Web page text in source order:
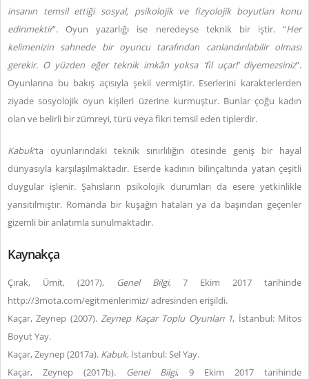
insanın temsil ettiği sosyal, psikolojik ve fizyolojik boyutları konu
edinmektir”. Oyun yazarlığı ise neredeyse teknik bir iştir. “Her
kelimenizin sahnede bir oyuncu tarafından canlandırılabilir olması
gerekir. O yüzden eğer teknik imkân yoksa ‘fil uçar!’ diyemezsiniz”.
Oyunlarına bu bakış açısıyla şekil vermiştir. Eserlerini karakterlerden
ziyade sosyolojik oyun kişileri üzerine kurmuştur. Bunlar çoğu kadın
olan ve belirli bir zümreyi, türü veya fikri temsil eden tiplerdir.
Kabuk’ta oyunlarındaki teknik sınırlılığın ötesinde geniş bir hayal
dünyasıyla karşılaşılmaktadır. Eserde kadının bilinçaltında yatan çeşitli
duygular işlenir. Şahısların psikolojik durumları da esere yetkinlikle
yansıtılmıştır. Romanda bir kuşağın hataları ya da başından geçenler
gizemli bir anlatımla sunulmaktadır.
Kaynakça
Çırak, Ümit, (2017), Genel Bilgi, 7 Ekim 2017 tarihinde
http://3mota.com/egitmenlerimiz/ adresinden erişildi.
Kaçar, Zeynep (2007).Zeynep Kaçar Toplu Oyunları 1, İstanbul: Mitos
Boyut Yay.
Kaçar, Zeynep (2017a). Kabuk, İstanbul: Sel Yay.
Kaçar, Zeynep (2017b). Genel Bilgi, 9 Ekim 2017 tarihinde